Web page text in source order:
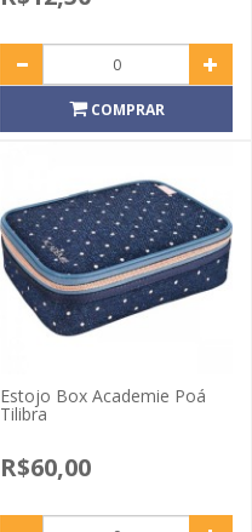
COMPRAR
Estojo Box Academie Poá
Tilibra
R$60,00